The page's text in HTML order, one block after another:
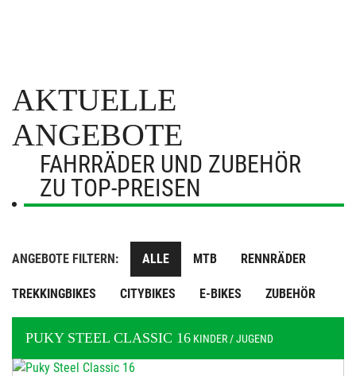
AKTUELLE
ANGEBOTE
FAHRRÄDER UND ZUBEHÖR
ZU TOP-PREISEN
ANGEBOTE FILTERN: ALLE MTB RENNRÄDER
TREKKINGBIKES CITYBIKES E-BIKES ZUBEHÖR
PUKY STEEL CLASSIC 16 KINDER / JUGEND